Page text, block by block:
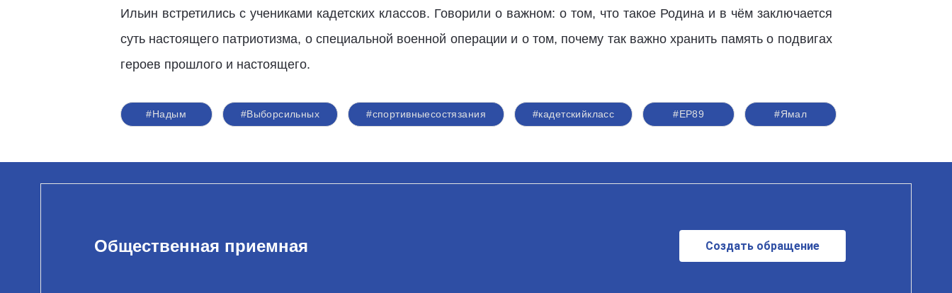
Ильин встретились с учениками кадетских классов. Говорили о важном: о том, что такое Родина и в чём заключается
суть настоящего патриотизма, о специальной военной операции и о том, почему так важно хранить память о подвигах
героев прошлого и настоящего.
#Надым #Выборсильных #спортивныесостязания #кадетскийкласс #ЕР89 #Ямал
Общественная приемная Создать обращение